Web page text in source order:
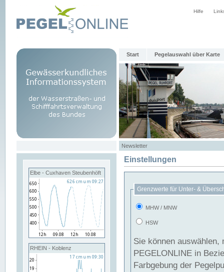
Hilfe
Start Pegelauswahl über Karte
Newsletter
Elbe - Cuxhaven Steubenhöft
RHEIN - Koblenz
Einstellungen
Grenzwerte für Unter- &
MHW / MNW
HSW
Sie können
PEGELONLINE in Beziehung
Farbgebung der